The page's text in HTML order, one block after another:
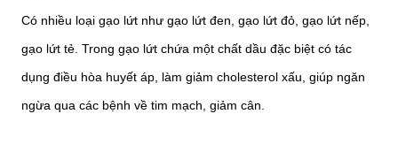
Có nhiều loại gạo lứt như gạo lứt đen, gạo lứt đỏ, gạo lứt nếp,
gạo lứt tẻ. Trong gạo lứt chứa một chất dầu đặc biệt có tác
dụng điều hòa huyết áp, làm giảm cholesterol xấu, giúp ngăn
ngừa qua các bệnh về tim mạch, giảm cân.